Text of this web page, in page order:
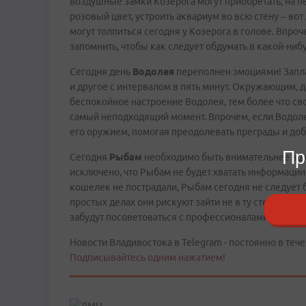
розовый цвет, устроить аквариум во всю стену –
могут толпиться сегодня у Козерога в голове.
запомнить, чтобы как следует обдумать в какой-
Сегодня день Водолея переполнен эмоциями!
и другое с интервалом в пять минут.
беспокойное настроение Водолея, тем более что
самый неподходящий момент. Впрочем, если
его оружием, помогая преодолевать преграды и
Сегодня Рыбам необходимо быть внимательнее в
исключено, что Рыбам не будет хватать
кошелек не пострадали, Рыбам сегодня не следует
простых делах они рискуют зайти не в ту степь!
забудут посоветоваться с профессионалами.
Новости Владивостока в Telegram - постоянно в
Подписывайтесь одним нажатием!